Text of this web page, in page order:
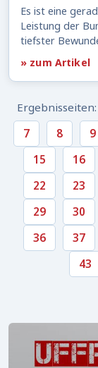
Es ist eine
Leistung der
tiefster
» zum Artikel
Ergebnisseiten:
7
8 9
15
16
22
23
29
30
36
37
43